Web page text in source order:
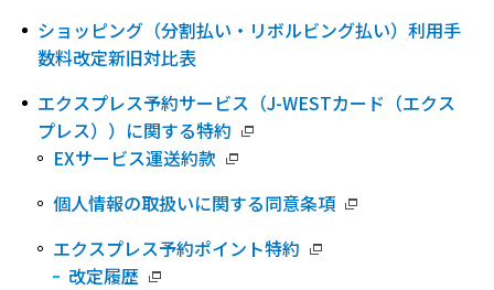
ショッピング（分割払い・リボルビング払い）利用手
数料改定新旧対比表
エクスプレス予約サービス（J-WESTカード（エクス
プレス））に関する特約
EXサービス運送約款
個人情報の取扱いに関する同意条項
エクスプレス予約ポイント特約
改定履歴